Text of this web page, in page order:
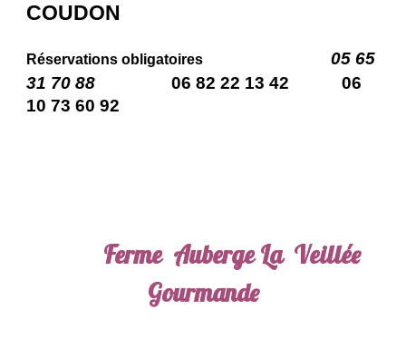
COUDON
Réservations obligatoires
05 65
31 70 88
06 82 22 13 42
06
10 73 60 92
Ferme Auberge La Veillée
Gourmande